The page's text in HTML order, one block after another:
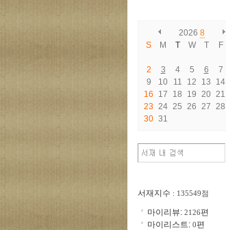
2026 8
S
M T W T F
2
3 4 5 6 7
9
10 11 12 13 14
16
17 18 19 20 21
23 24 25 26 27 28
30 31
서재지수 : 135549점
마이리뷰: 2126편
마이리스트: 0편